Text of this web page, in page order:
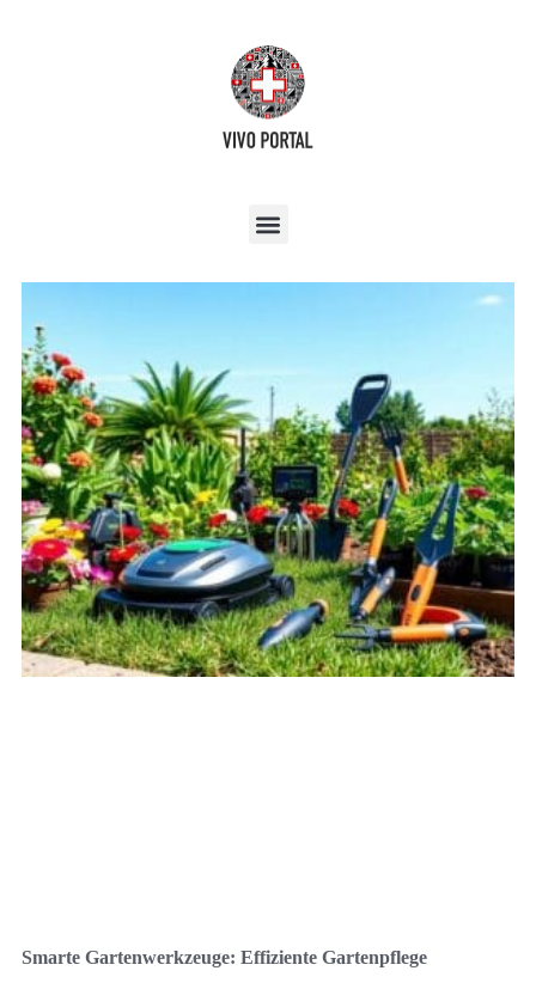
Smarte Gartenwerkzeuge: Effiziente Gartenpflege